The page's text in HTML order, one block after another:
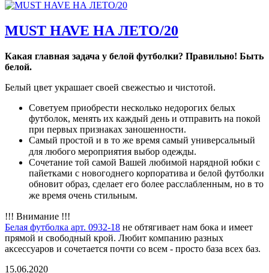
MUST HAVE НА ЛЕТО/20
Какая главная задача у белой футболки? Правильно! Быть
белой. ⁣⁣
Белый цвет украшает своей свежестью и чистотой. ⁣⁣
Советуем приобрести несколько недорогих белых
футболок, менять их каждый день и отправить на покой
при первых признаках заношенности. ⁣⁣
Самый простой и в то же время самый универсальный
для любого мероприятия выбор одежды.⁣⁣⠀
Сочетание той самой Вашей любимой нарядной юбки с
пайетками с новогоднего корпоратива и белой футболки
обновит образ, сделает его более расслабленным, но в то
же время очень стильным.⁣⁣⠀
!!! Внимание !!!⁣⁣⠀
Белая футболка арт. 0932-18 не обтягивает нам бока и имеет
прямой и свободный крой. Любит компанию разных
аксессуаров и сочетается почти со всем - просто база всех баз.
15.06.2020